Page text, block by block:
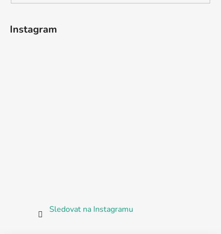
Instagram
Sledovat na Instagramu